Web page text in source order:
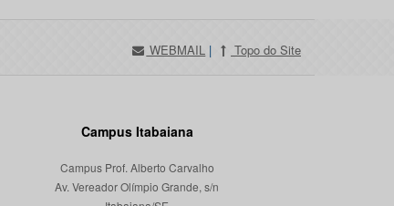
WEBMAIL | Topo do Site
Campus Itabaiana
Campus Prof. Alberto Carvalho
Av. Vereador Olímpio Grande, s/n